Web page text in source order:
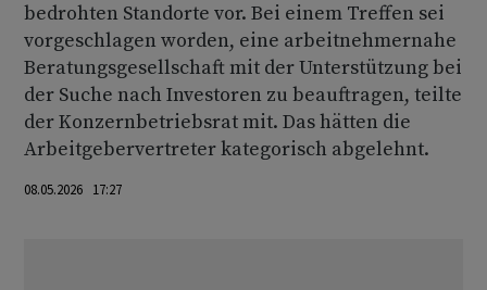
bedrohten Standorte vor. Bei einem Treffen sei
vorgeschlagen worden, eine arbeitnehmernahe
Beratungsgesellschaft mit der Unterstützung bei
der Suche nach Investoren zu beauftragen, teilte
der Konzernbetriebsrat mit. Das hätten die
Arbeitgebervertreter kategorisch abgelehnt.
08.05.2026 17:27